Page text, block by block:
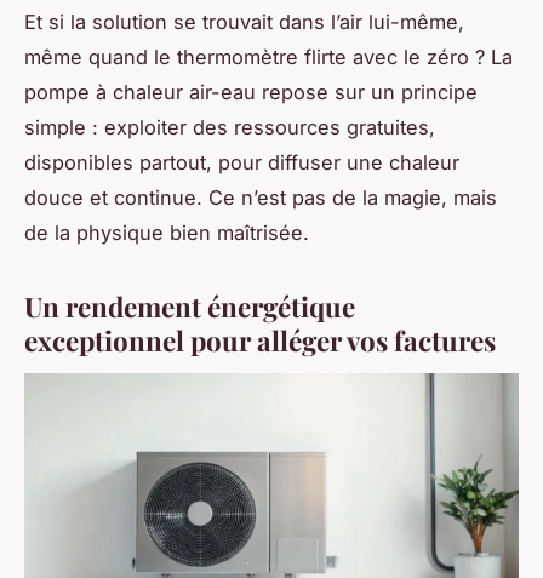
Et si la solution se trouvait dans l’air lui-même,
même quand le thermomètre flirte avec le zéro ? La
pompe à chaleur air-eau repose sur un principe
simple : exploiter des ressources gratuites,
disponibles partout, pour diffuser une chaleur
douce et continue. Ce n’est pas de la magie, mais
de la physique bien maîtrisée.
Un rendement énergétique
exceptionnel pour alléger vos factures